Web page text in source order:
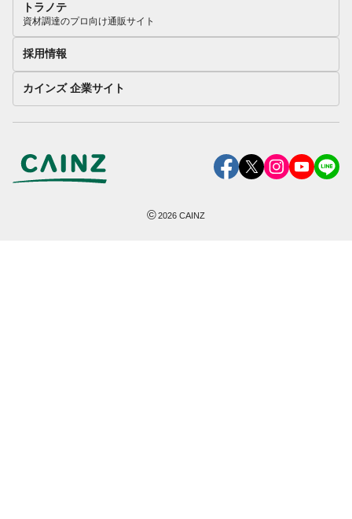
トラノテ
資材調達のプロ向け通販サイト
採用情報
カインズ 企業サイト
©2026 CAINZ